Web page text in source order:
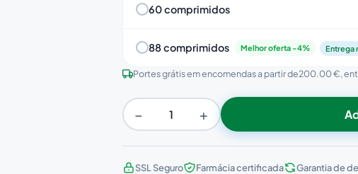
60 comprimidos
88 comprimidos Melhor oferta -4% Entrega
Portes grátis em encomendas a partir de200.00 €,
− +
SSL Seguro Farmácia certificada Garantia de